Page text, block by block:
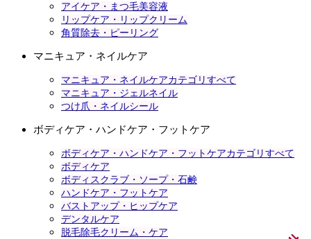
アイケア・まつ毛美容液
リップケア・リップクリーム
角質除去・ピーリング
マニキュア・ネイルケア
マニキュア・ネイルケアカテゴリすべて
マニキュア・ジェルネイル
つけ爪・ネイルシール
ボディケア・ハンドケア・フットケア
ボディケア・ハンドケア・フットケアカテゴリすべて
ボディケア
ボディスクラブ・ソープ・石鹸
ハンドケア・フットケア
バストアップ・ヒップケア
デンタルケア
脱毛除毛クリーム・ケア